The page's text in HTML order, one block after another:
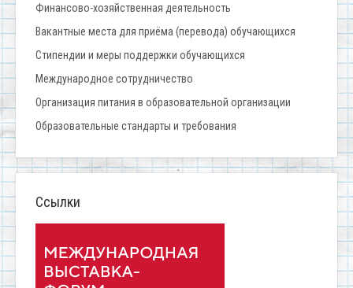
Финансово-хозяйственная деятельность
Вакантные места для приёма (перевода) обучающихся
Стипендии и меры поддержки обучающихся
Международное сотрудничество
Организация питания в образовательной организации
Образовательные стандарты и требования
Ссылки